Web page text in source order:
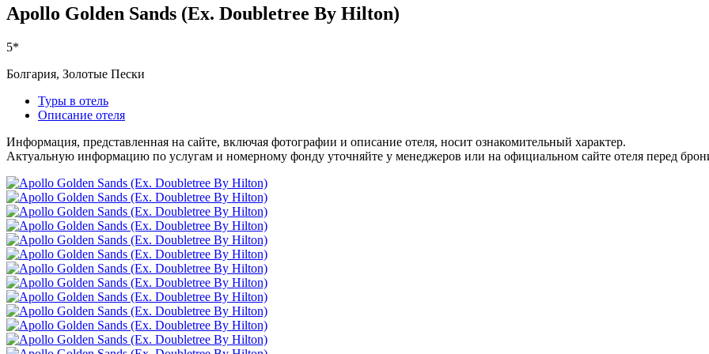
Apollo Golden Sands (Ex. Doubletree By Hilton)
5*
Болгария, Золотые Пески
Туры в отель
Описание отеля
Информация, представленная на сайте, включая фотографии и описание отеля, носит ознакомительный характер.
Актуальную информацию по услугам и номерному фонду уточняйте у менеджеров или на официальном сайте отеля перед